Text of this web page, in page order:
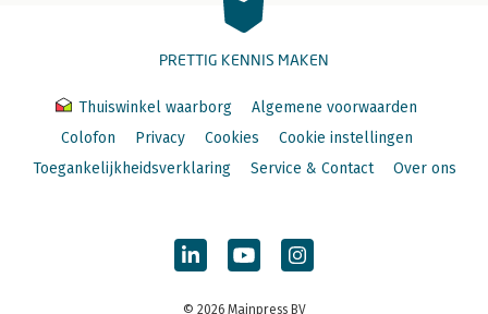
PRETTIG KENNIS MAKEN
Thuiswinkel waarborg
Algemene voorwaarden
Colofon
Privacy Cookies
Cookie instellingen
Toegankelijkheidsverklaring
Service & Contact Over ons
© 2026 Mainpress BV